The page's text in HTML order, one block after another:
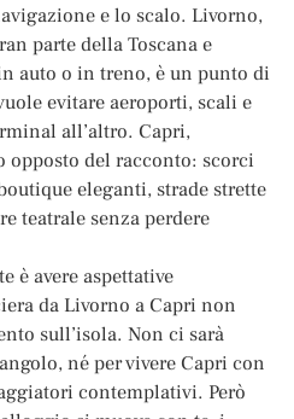
e lo scalo. Livorno,
parte della Toscana e
auto o in treno, è un punto di
evitare aeroporti, scali e
all’altro. Capri,
opposto del racconto: scorci
eleganti, strade strette
teatrale senza perdere
è avere aspettative
da Livorno a Capri non
sull’isola. Non ci sarà
né per vivere Capri con
contemplativi. Però